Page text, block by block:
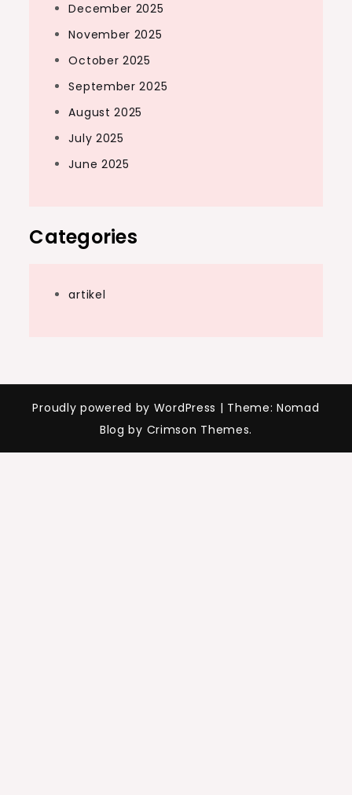
December 2025
November 2025
October 2025
September 2025
August 2025
July 2025
June 2025
Categories
artikel
Proudly powered by WordPress | Theme: Nomad
Blog by Crimson Themes.